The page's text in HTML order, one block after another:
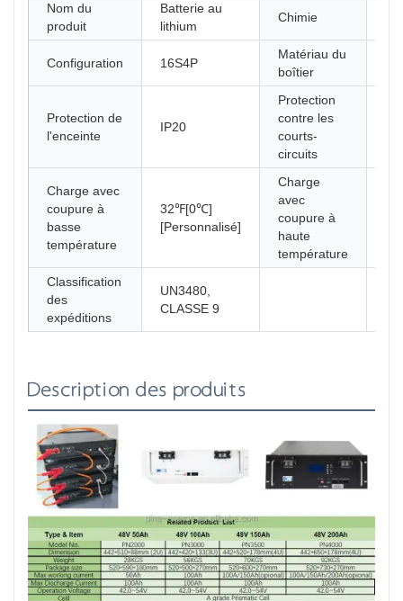
Nom du
produit
Batterie au
lithium
Chimie
Configuration 16S4P
Matériau du
boîtier
Protection de
l'enceinte
IP20
Protection
contre les
courts-
circuits
Charge avec
coupure à
basse
température
32℉[0℃]
[Personnalisé]
Charge
avec
coupure à
haute
température
Classification
des
expéditions
UN3480,
CLASSE 9
Description des produits